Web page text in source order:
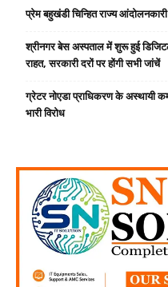
प्रेम बहुखंडी चिन्हित राज्य
श्रीनगर बेस अस्पताल में शुरू हुई
राहत, सरकारी दरों पर होंगी सभी जांचें
ग्रेटर नोएडा प्राधिकरण के अस्थायी
भारी विरोध